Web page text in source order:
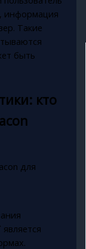
информация
Такие
быть
кто